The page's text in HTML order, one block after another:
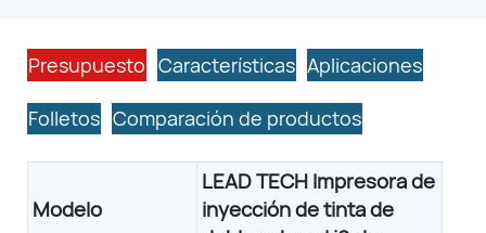
Presupuesto Características Aplicaciones
Folletos Comparación de productos
Modelo
LEAD TECH Impresora de
inyección de tinta de
de inyección de tinta de doble cabezal i9 dp